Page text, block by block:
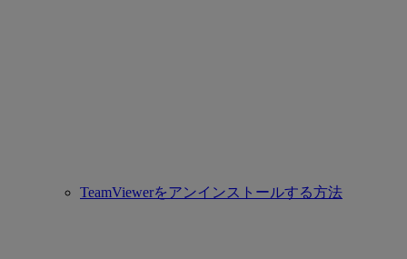
TeamViewerをアンインストールする方法